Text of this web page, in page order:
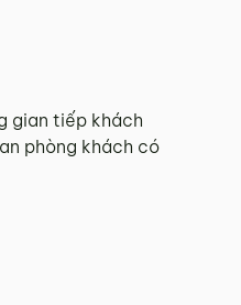
gian tiếp khách
phòng khách có